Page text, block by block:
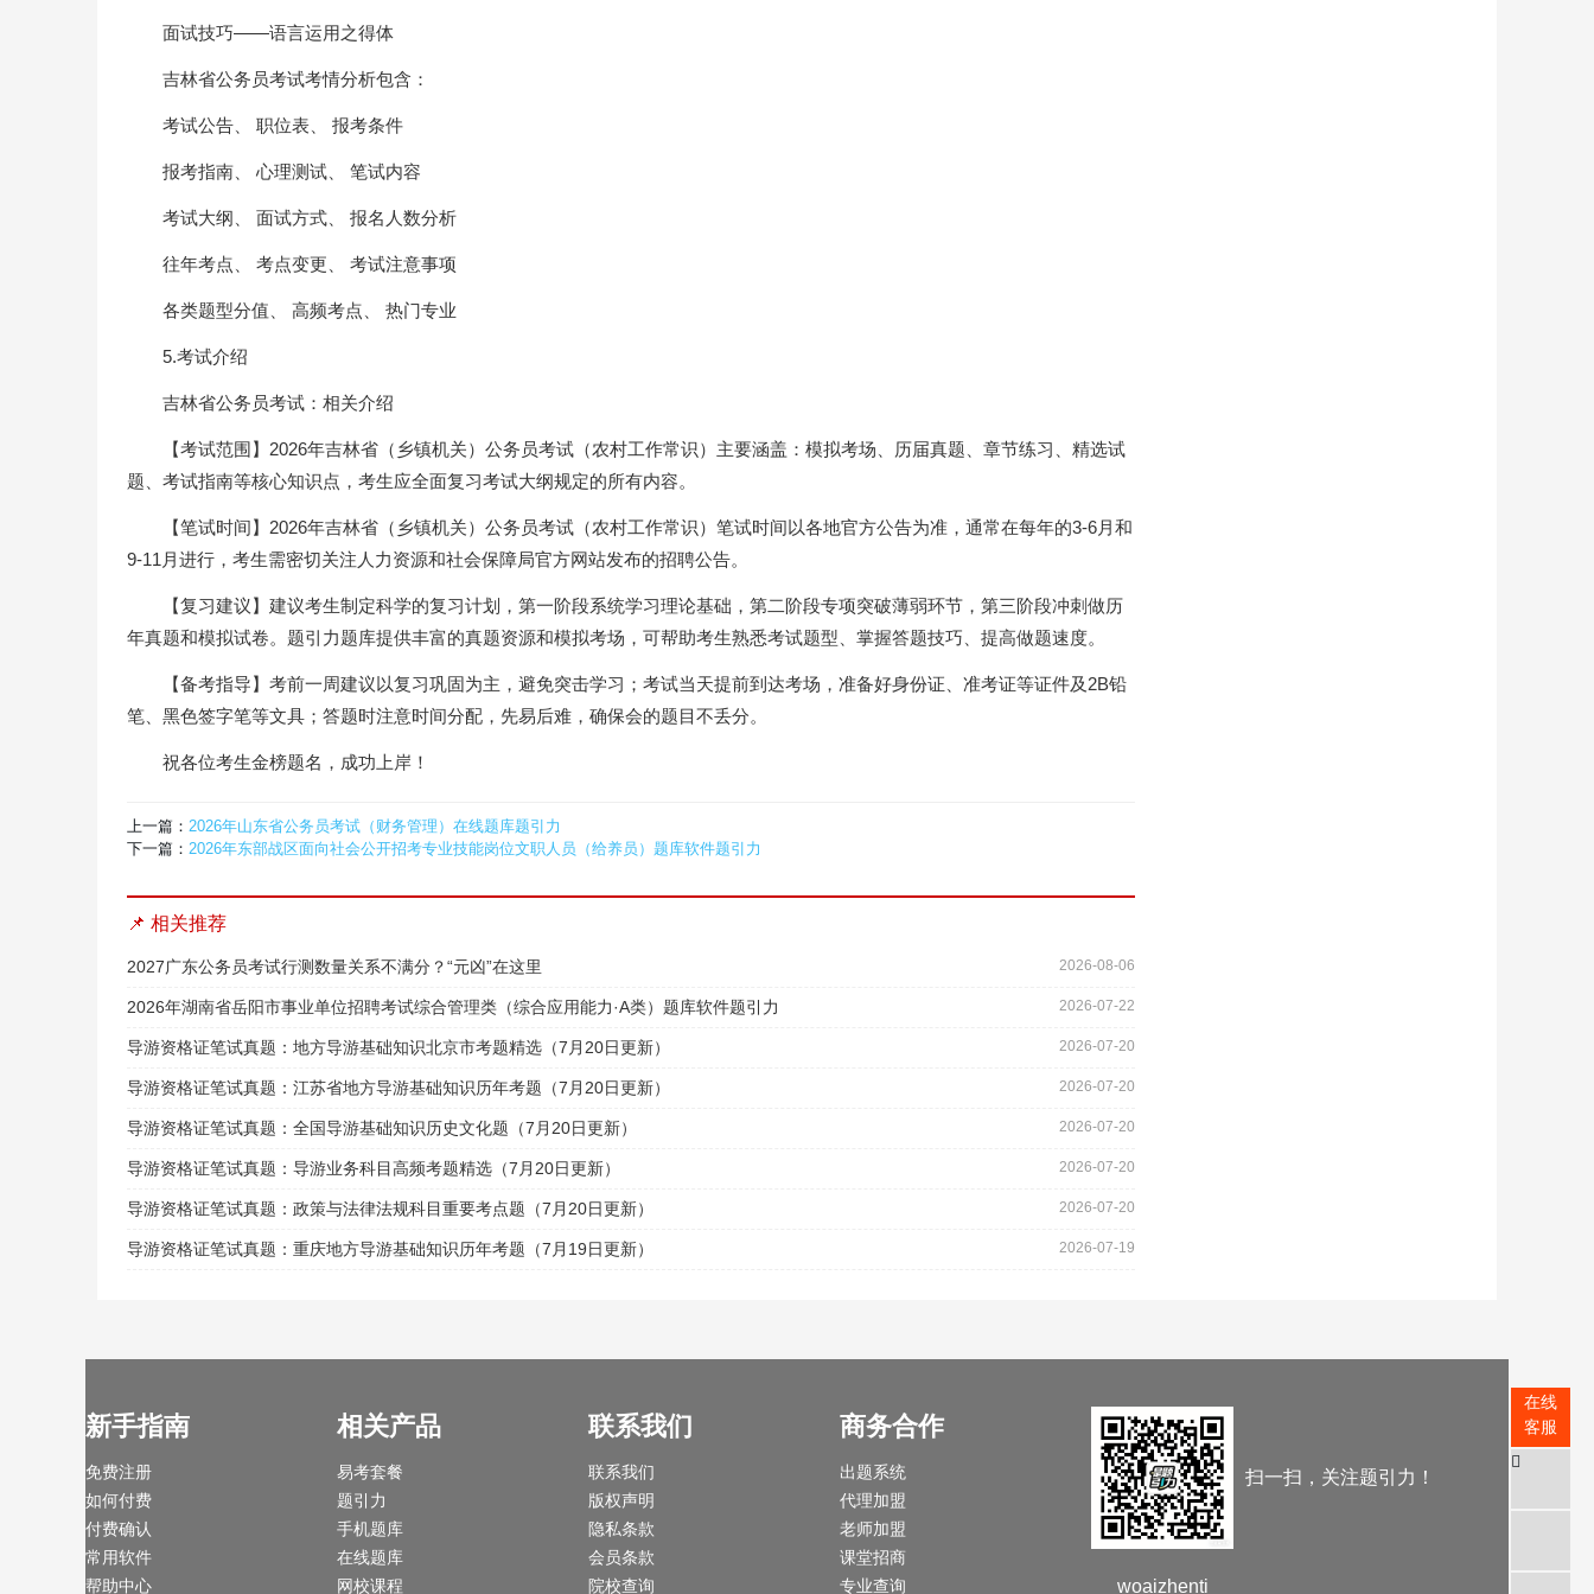
面试技巧——语言运用之得体
吉林省公务员考试考情分析包含：
考试公告、 职位表、 报考条件
报考指南、 心理测试、 笔试内容
考试大纲、 面试方式、 报名人数分析
往年考点、 考点变更、 考试注意事项
各类题型分值、 高频考点、 热门专业
5.考试介绍
吉林省公务员考试：相关介绍
【考试范围】2026年吉林省（乡镇机关）公务员考试（农村工作常识）主要涵盖：模拟考场、历届真题、章节练习、精选试
题、考试指南等核心知识点，考生应全面复习考试大纲规定的所有内容。
【笔试时间】2026年吉林省（乡镇机关）公务员考试（农村工作常识）笔试时间以各地官方公告为准，通常在每年的3-6月和
9-11月进行，考生需密切关注人力资源和社会保障局官方网站发布的招聘公告。
【复习建议】建议考生制定科学的复习计划，第一阶段系统学习理论基础，第二阶段专项突破薄弱环节，第三阶段冲刺做历
年真题和模拟试卷。题引力题库提供丰富的真题资源和模拟考场，可帮助考生熟悉考试题型、掌握答题技巧、提高做题速度。
【备考指导】考前一周建议以复习巩固为主，避免突击学习；考试当天提前到达考场，准备好身份证、准考证等证件及2B铅
笔、黑色签字笔等文具；答题时注意时间分配，先易后难，确保会的题目不丢分。
祝各位考生金榜题名，成功上岸！
上一篇： 2026年山东省公务员考试（财务管理）在线题库题引力
下一篇： 2026年东部战区面向社会公开招考专业技能岗位文职人员（给养员）题库软件题引力
📌 相关推荐
2027广东公务员考试行测数量关系不满分？“元凶”在这里 2026-08-06
2026年湖南省岳阳市事业单位招聘考试综合管理类（综合应用能力·A类）题库软件题引力 2026-07-22
导游资格证笔试真题：地方导游基础知识北京市考题精选（7月20日更新） 2026-07-20
导游资格证笔试真题：江苏省地方导游基础知识历年考题（7月20日更新） 2026-07-20
导游资格证笔试真题：全国导游基础知识历史文化题（7月20日更新） 2026-07-20
导游资格证笔试真题：导游业务科目高频考题精选（7月20日更新） 2026-07-20
导游资格证笔试真题：政策与法律法规科目重要考点题（7月20日更新） 2026-07-20
导游资格证笔试真题：重庆地方导游基础知识历年考题（7月19日更新） 2026-07-19
新手指南
免费注册
如何付费
付费确认
常用软件
帮助中心
相关产品
易考套餐
题引力
手机题库
在线题库
网校课程
联系我们
联系我们
版权声明
隐私条款
会员条款
院校查询
商务合作
出题系统
代理加盟
老师加盟
课堂招商
专业查询
扫一扫，关注题引力！
woaizhenti
在线
客服